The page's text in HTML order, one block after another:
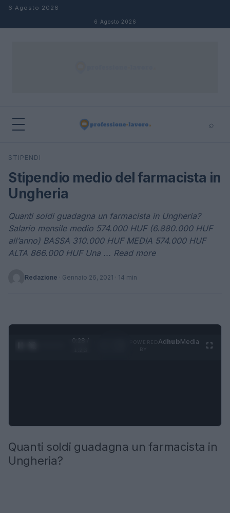
Salta al contenuto
6 Agosto 2026
6 Agosto 2026
⌕
Cerca
STIPENDI
Stipendio medio del farmacista in
Ungheria
Quanti soldi guadagna un farmacista in Ungheria?
Salario mensile medio 574.000 HUF (6.880.000 HUF
all’anno) BASSA 310.000 HUF MEDIA 574.000 HUF
ALTA 866.000 HUF Una ... Read more
Redazione · Gennaio 26, 2021 · 14 min
0:29 /
AdhubMedia
Quanti soldi guadagna un farmacista in
Ungheria?